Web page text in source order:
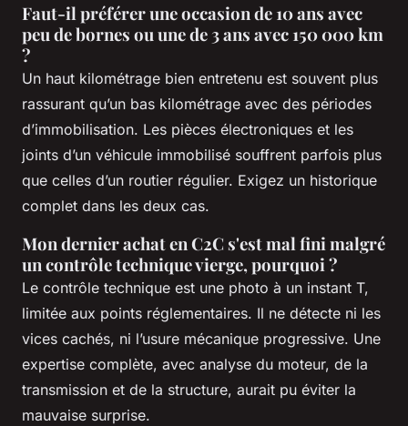
Faut-il préférer une occasion de 10 ans avec
peu de bornes ou une de 3 ans avec 150 000 km
?
Un haut kilométrage bien entretenu est souvent plus
rassurant qu’un bas kilométrage avec des périodes
d’immobilisation. Les pièces électroniques et les
joints d’un véhicule immobilisé souffrent parfois plus
que celles d’un routier régulier. Exigez un historique
complet dans les deux cas.
Mon dernier achat en C2C s'est mal fini malgré
un contrôle technique vierge, pourquoi ?
Le contrôle technique est une photo à un instant T,
limitée aux points réglementaires. Il ne détecte ni les
vices cachés, ni l’usure mécanique progressive. Une
expertise complète, avec analyse du moteur, de la
transmission et de la structure, aurait pu éviter la
mauvaise surprise.